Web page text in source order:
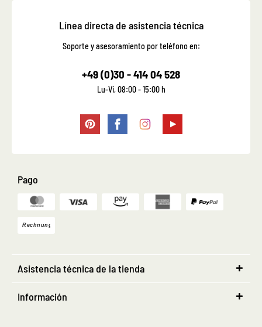
Línea directa de asistencia técnica
Soporte y asesoramiento por teléfono en:
+49 (0)30 - 414 04 528
Lu-Vi, 08:00 - 15:00 h
Pago
Asistencia técnica de la tienda
Información